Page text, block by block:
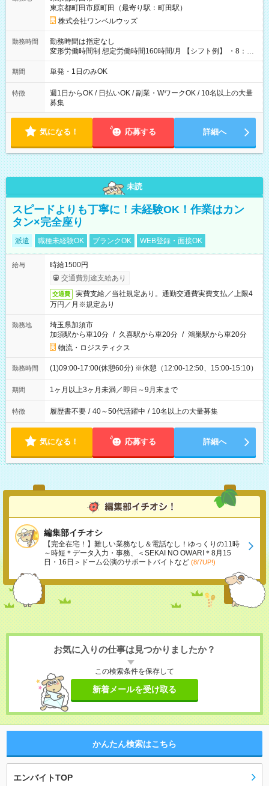
東京都町田市原町田（最寄り駅：町田駅）
株式会社ワンベルウッズ
勤務時間
勤務時間は指定なし
変形労働時間制 想定労働時間160時間/月 【シフト例】 ・8：00
～21：00
期間 単発・1日のみOK
特徴
週1日からOK / 日払いOK / 副業・WワークOK / 10名以上の大量
募集
気になる！ 応募する 詳細へ
未読
スピードよりも丁寧に！未経験OK！作業はカン
タン×完全座り
派遣 職種未経験OK ブランクOK WEB登録・面接OK
給与
時給1500円
交通費別途支給あり
交通費
実費支給／当社規定あり。通勤交通費実費支払／上限4
万円／月※規定あり
勤務地
埼玉県加須市
加須駅から車10分 / 久喜駅から車20分 / 鴻巣駅から車20分
物流・ロジスティクス
勤務時間 (1)09:00-17:00(休憩60分) ※休憩（12:00-12:50、15:00-15:10）
期間 1ヶ月以上3ヶ月未満／即日～9月末まで
特徴 履歴書不要 / 40～50代活躍中 / 10名以上の大量募集
気になる！ 応募する 詳細へ
編集部イチオシ
【完全在宅！】難しい業務なし＆電話なし！ゆっくりの11時
～時短＊データ入力・事務、＜SEKAI NO OWARI＊8月15
日・16日＞ドーム公演のサポートバイトなど (8/7UP!)
お気に入りの仕事は見つかりましたか？
この検索条件を保存して
新着メールを受け取る
かんたん検索はこちら
エンバイトTOP